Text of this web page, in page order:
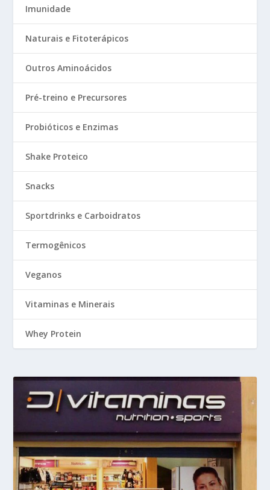
Imunidade
Naturais e Fitoterápicos
Outros Aminoácidos
Pré-treino e Precursores
Probióticos e Enzimas
Shake Proteico
Snacks
Sportdrinks e Carboidratos
Termogênicos
Veganos
Vitaminas e Minerais
Whey Protein